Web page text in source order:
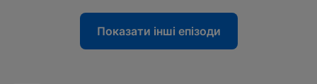
Показати інші епізоди